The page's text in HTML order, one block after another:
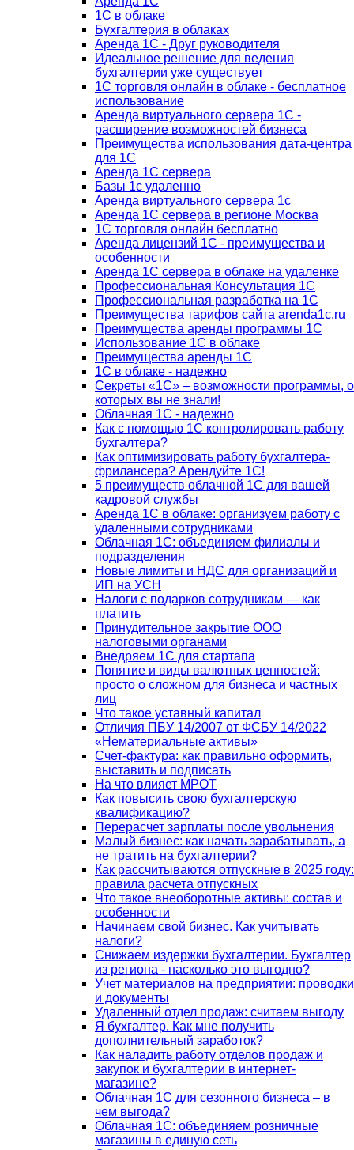
1С в облаке
Бухгалтерия в облаках
Аренда 1С - Друг руководителя
Идеальное решение для ведения
бухгалтерии уже существует
1С торговля онлайн в облаке - бесплатное
использование
Аренда виртуального сервера 1С -
расширение возможностей бизнеса
Преимущества использования дата-центра
для 1С
Аренда 1С сервера
Базы 1с удаленно
Аренда виртуального сервера 1с
Аренда 1С сервера в регионе Москва
1С торговля онлайн бесплатно
Аренда лицензий 1С - преимущества и
особенности
Аренда 1С сервера в облаке на удаленке
Профессиональная Консультация 1С
Профессиональная разработка на 1С
Преимущества тарифов сайта arenda1c.ru
Преимущества аренды программы 1С
Использование 1С в облаке
Преимущества аренды 1С
1С в облаке - надежно
Секреты «1С» – возможности программы, о
которых вы не знали!
Облачная 1С - надежно
Как с помощью 1С контролировать работу
бухгалтера?
Как оптимизировать работу бухгалтера-
фрилансера? Арендуйте 1С!
5 преимуществ облачной 1С для вашей
кадровой службы
Аренда 1С в облаке: организуем работу с
удаленными сотрудниками
Облачная 1С: объединяем филиалы и
подразделения
Новые лимиты и НДС для организаций и
ИП на УСН
Налоги с подарков сотрудникам — как
платить
Принудительное закрытие ООО
налоговыми органами
Внедряем 1С для стартапа
Понятие и виды валютных ценностей:
просто о сложном для бизнеса и частных
лиц
Что такое уставный капитал
Отличия ПБУ 14/2007 от ФСБУ 14/2022
«Нематериальные активы»
Счет-фактура: как правильно оформить,
выставить и подписать
На что влияет МРОТ
Как повысить свою бухгалтерскую
квалификацию?
Перерасчет зарплаты после увольнения
Малый бизнес: как начать зарабатывать, а
не тратить на бухгалтерии?
Как рассчитываются отпускные в 2025 году:
правила расчета отпускных
Что такое внеоборотные активы: состав и
особенности
Начинаем свой бизнес. Как учитывать
налоги?
Снижаем издержки бухгалтерии. Бухгалтер
из региона - насколько это выгодно?
Учет материалов на предприятии: проводки
и документы
Удаленный отдел продаж: считаем выгоду
Я бухгалтер. Как мне получить
дополнительный заработок?
Как наладить работу отделов продаж и
закупок и бухгалтерии в интернет-
магазине?
Облачная 1С для сезонного бизнеса – в
чем выгода?
Облачная 1С: объединяем розничные
магазины в единую сеть